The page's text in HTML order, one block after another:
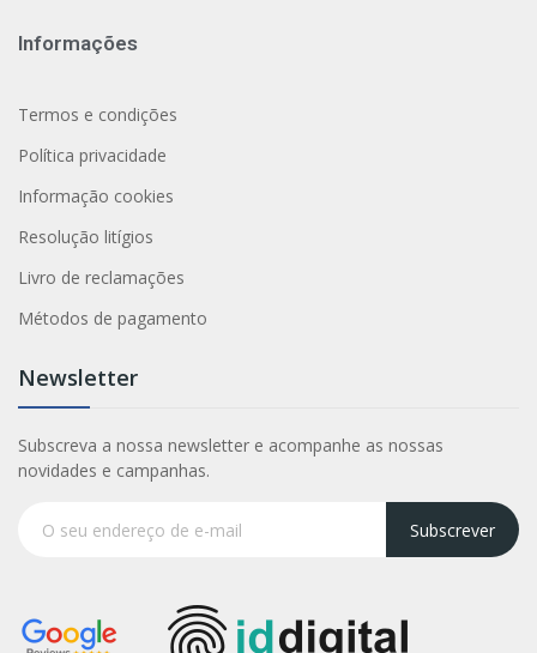
Informações
Termos e condições
Política privacidade
Informação cookies
Resolução litígios
Livro de reclamações
Métodos de pagamento
Newsletter
Subscreva a nossa newsletter e acompanhe as nossas
novidades e campanhas.
Subscrever